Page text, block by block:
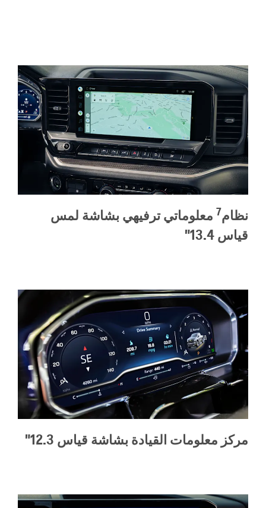
نظام7 معلوماتي ترفيهي بشاشة لمس
قياس 13.4"
مركز معلومات القيادة بشاشة قياس 12.3"